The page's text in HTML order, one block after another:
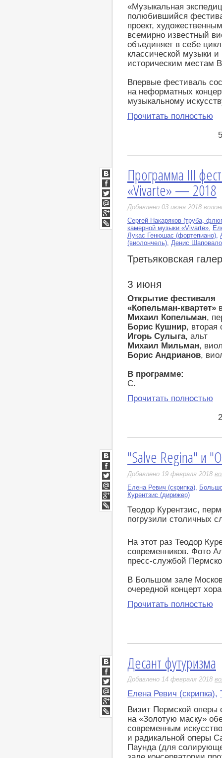
«Музыкальная
полюбившийся
проект,
всемирно известный
объединяет в себе
классической музыки
историческим местам
Впервые фестиваль
на неформатных
музыкальному
Прочитать полностью
Программа III
«Vivarte» — 2018
Добавлено 03 июня 2018
Сергей Накаряков (труба,
камерной музыки «Vivarte»
Лукас Генюшас (фортепиано)
(виолончель) Денис
Третьяковская
3 июня
Открытие фестиваля
«Копельман-квартет»
Михаил Копельман,
Борис Кушнир, вторая
Игорь Сулыга, альт
Михаил Мильман,
Борис Андрианов,
В программе:
С.
Прочитать полностью
ВКонтакте
Facebook
Twitter
Мой
Мир
Google+
LiveJournal
"Salve Regina" и
Добавлено 19 февраля 2018
Елена Ревич (скрипка)
Курентзис (дирижер)
Теодор Курентзис,
погрузили столичных
На этот раз Теодор
современников. Фото
пресс-службой
В Большом зале
очередной концерт
Прочитать полностью
ВКонтакте
Facebook
Twitter
Мой
Мир
Google+
LiveJournal
Десант футуризма
Добавлено 14 февраля 2018
Елена Ревич (скрипка),
Визит Пермской оперы
на «Золотую маску»
современным
и радикальной оперы
Паунда (для
ВКонтакте
Facebook
Twitter
Мой
Мир
Google+
LiveJournal